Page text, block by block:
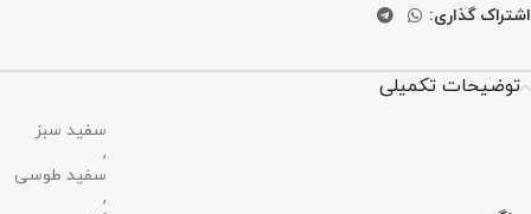
اشتراک گذاری:
توضیحات تکمیلی
سفید سبز
,
سفید طوسی
,